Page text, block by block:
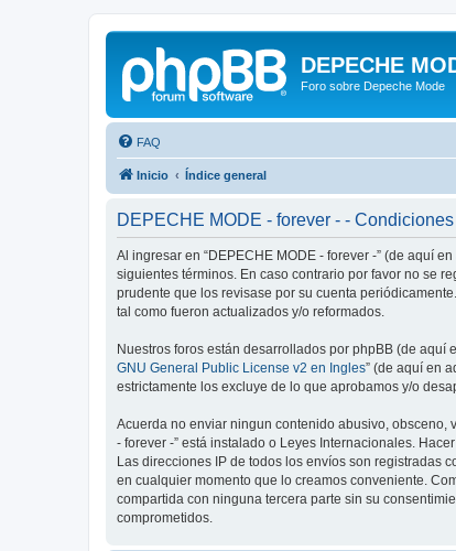
DEPECHE
Foro sobre Depeche Mode
FAQ
Inicio Índice general
DEPECHE MODE - forever - -
Al ingresar en “DEPECHE MODE - forever -” (de aquí
siguientes términos. En caso contrario por favor no se
prudente que los revisase por su cuenta
tal como fueron actualizados y/o reformados.
Nuestros foros están desarrollados por phpBB (de aquí
GNU General Public License v2 en Ingles” (de aquí en
estrictamente los excluye de lo que aprobamos y/o
Acuerda no enviar ningun contenido abusivo, obsceno,
- forever -” está instalado o Leyes Internacionales.
Las direcciones IP de todos los envíos son registradas
en cualquier momento que lo creamos conveniente.
compartida con ninguna tercera parte sin su
comprometidos.